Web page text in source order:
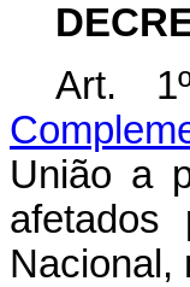
Art.
União a
afetados
Nacional,